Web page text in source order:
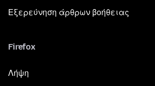
Εξερεύνηση άρθρων βοήθειας
Firefox
Λήψη